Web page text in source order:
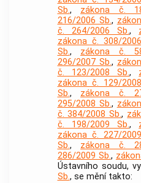
Sb., zákona č.
216/2006 Sb.,
č. 264/2006 Sb.,
zákona č. 308/
Sb., zákona č.
296/2007 Sb.,
č. 123/2008 Sb.,
zákona č. 129/
Sb., zákona č.
295/2008 Sb.,
č. 384/2008 Sb.,
č. 198/2009 Sb.,
zákona č. 227/
Sb., zákona č.
286/2009 Sb.,
Ústavního soudu,
Sb., se mění takto: